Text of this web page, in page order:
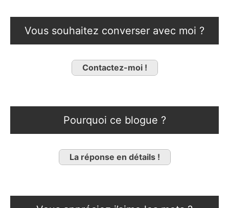
Vous souhaitez converser avec moi ?
Contactez-moi !
Pourquoi ce blogue ?
La réponse en détails !